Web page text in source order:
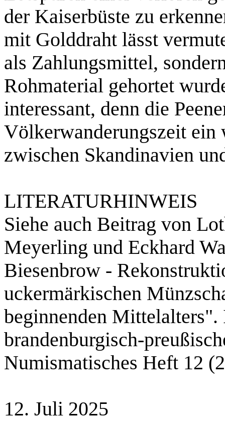
der Kaiserbüste zu
mit Golddraht lässt
als Zahlungsmittel,
Rohmaterial gehortet
interessant, denn die
Völkerwanderungszeit
zwischen Skandinavien
LITERATURHINWEIS
Siehe auch Beitrag von
Meyerling und Eckhard
Biesenbrow -
uckermärkischen
beginnenden
brandenburgisch-
Numismatisches Heft 12
12. Juli 2025